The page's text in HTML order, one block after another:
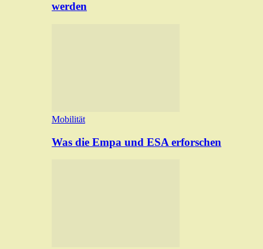
werden
Mobilität
Was die Empa und ESA erforschen